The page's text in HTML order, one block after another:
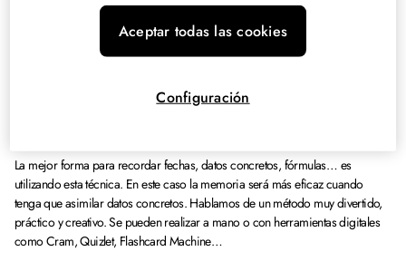
palabras poniendo todos los datos clave. Lo más importante es saber resumir
el contenido dejando lo principal. Podemos hacerlo de forma tradicional o
con herramientas online como Quickoffice, Penultimate, Squid, Simplenote y
La mejor forma para recordar fechas, datos concretos, fórmulas… es
utilizando esta técnica. En este caso la memoria será más eficaz cuando
tenga que asimilar datos concretos. Hablamos de un método muy divertido,
práctico y creativo. Se pueden realizar a mano o con herramientas digitales
como Cram, Quizlet, Flashcard Machine…
Aceptar todas las cookies
Configuración